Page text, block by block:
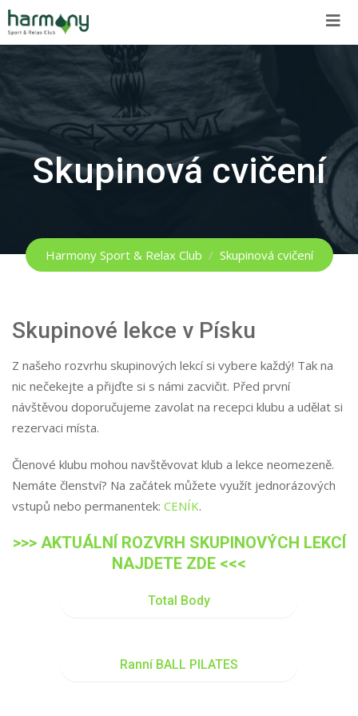
Skip
to
content
Skupinová cvičení
Harmony Sport & Relax Club / Skupinová cvičení
Skupinové lekce v Písku
Z našeho rozvrhu skupinových lekcí si vybere každý! Tak na
nic nečekejte a přijďte si s námi zacvičit. Před první
návštěvou doporučujeme zavolat na recepci klubu a udělat si
rezervaci místa.
Členové klubu mohou navštěvovat klub a lekce neomezeně.
Nemáte členství? Na začátek můžete využít jednorázových
vstupů nebo permanentek: CENÍK.
>>> AKTUÁLNÍ ROZVRH SKUPINOVÝCH LEKCÍ
NAJDETE ZDE <<<
ÚT 16:00
Total Body
PÁ 08:00
Ranní BALL PILATES